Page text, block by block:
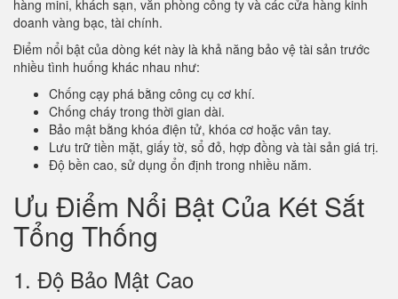
hàng mini, khách sạn, văn phòng công ty và các cửa hàng kinh
doanh vàng bạc, tài chính.
Điểm nổi bật của dòng két này là khả năng bảo vệ tài sản trước
nhiều tình huống khác nhau như:
Chống cạy phá bằng công cụ cơ khí.
Chống cháy trong thời gian dài.
Bảo mật bằng khóa điện tử, khóa cơ hoặc vân tay.
Lưu trữ tiền mặt, giấy tờ, sổ đỏ, hợp đồng và tài sản giá trị.
Độ bền cao, sử dụng ổn định trong nhiều năm.
Ưu Điểm Nổi Bật Của Két Sắt
Tổng Thống
1. Độ Bảo Mật Cao